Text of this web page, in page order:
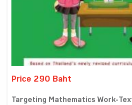
Price 290 Baht
Targeting Mathematics Work-